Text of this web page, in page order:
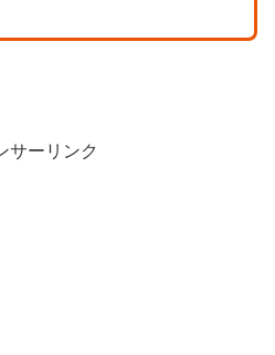
サーリンク